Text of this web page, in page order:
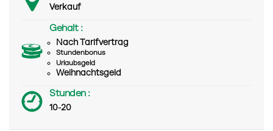
Verkauf
Gehalt :
Nach Tarifvertrag
Stundenbonus
Urlaubsgeld
Weihnachtsgeld
Stunden :
10-20